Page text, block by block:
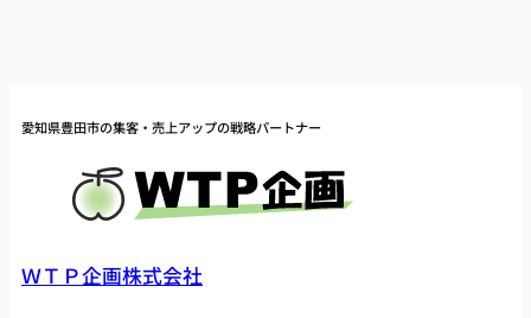
愛知県豊田市の集客・売上アップの戦略パートナー
ＷＴＰ企画株式会社